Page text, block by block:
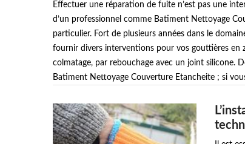
Effectuer une réparation de fuite n’est pas une
d’un professionnel comme Batiment Nettoyage
particulier. Fort de plusieurs années dans le
fournir divers interventions pour vos gouttières en
colmatage, par rebouchage avec un joint silicone.
Batiment Nettoyage Couverture Etancheite ; si